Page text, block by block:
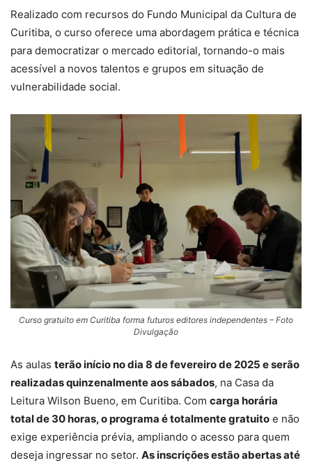
Realizado com recursos do Fundo Municipal da Cultura de
Curitiba, o curso oferece uma abordagem prática e técnica
para democratizar o mercado editorial, tornando-o mais
acessível a novos talentos e grupos em situação de
vulnerabilidade social.
Curso gratuito em Curitiba forma futuros editores independentes – Foto
Divulgação
As aulas terão início no dia 8 de fevereiro de 2025 e serão
realizadas quinzenalmente aos sábados, na Casa da
Leitura Wilson Bueno, em Curitiba. Com carga horária
total de 30 horas, o programa é totalmente gratuito e não
exige experiência prévia, ampliando o acesso para quem
deseja ingressar no setor. As inscrições estão abertas até